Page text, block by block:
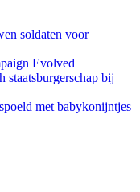
soldaten voor
Evolved
staatsburgerschap bij
met babykonijntjes